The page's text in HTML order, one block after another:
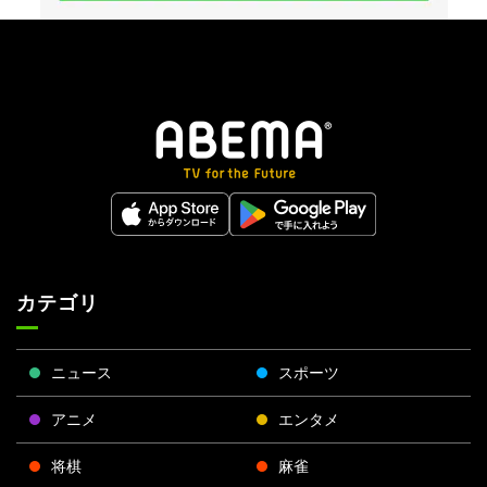
カテゴリ
ニュース スポーツ
アニメ エンタメ
将棋 麻雀